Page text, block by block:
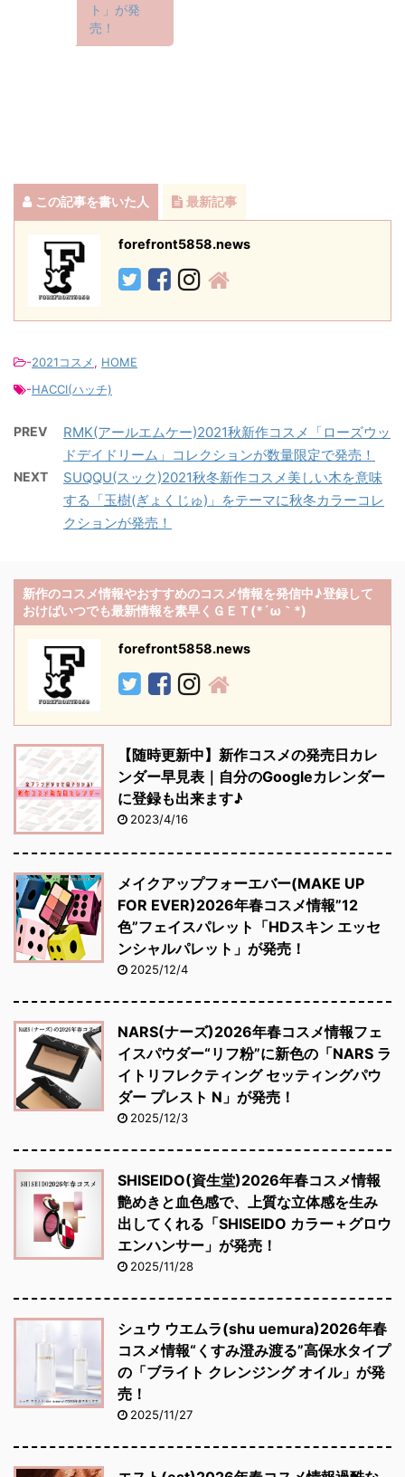
ト」が発
売！
この記事を書いた人 最新記事
forefront5858.news
-2021コスメ, HOME
-HACCI(ハッチ)
PREV
RMK(アールエムケー)2021秋新作コスメ「ローズウッ
ドデイドリーム」コレクションが数量限定で発売！
NEXT
SUQQU(スック)2021秋冬新作コスメ美しい木を意味
する「玉樹(ぎょくじゅ)」をテーマに秋冬カラーコレ
クションが発売！
新作のコスメ情報やおすすめのコスメ情報を発信中♪登録して
おけばいつでも最新情報を素早くＧＥＴ(*´ω｀*)
forefront5858.news
【随時更新中】新作コスメの発売日カレ
ンダー早見表｜自分のGoogleカレンダー
に登録も出来ます♪
2023/4/16
メイクアップフォーエバー(MAKE UP
FOR EVER)2026年春コスメ情報”12
色”フェイスパレット「HDスキン エッセ
ンシャルパレット」が発売！
2025/12/4
NARS(ナーズ)2026年春コスメ情報フェ
イスパウダー“リフ粉”に新色の「NARS ラ
イトリフレクティング セッティングパウ
ダー プレスト N」が発売！
2025/12/3
SHISEIDO(資生堂)2026年春コスメ情報
艶めきと血色感で、上質な立体感を生み
出してくれる「SHISEIDO カラー＋グロウ
エンハンサー」が発売！
2025/11/28
シュウ ウエムラ(shu uemura)2026年春
コスメ情報“くすみ澄み渡る”高保水タイプ
の「ブライト クレンジング オイル」が発
売！
2025/11/27